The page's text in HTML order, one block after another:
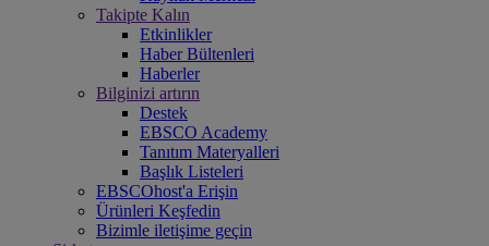
Takipte Kalın
Etkinlikler
Haber Bültenleri
Haberler
Bilginizi artırın
Destek
EBSCO Academy
Tanıtım Materyalleri
Başlık Listeleri
EBSCOhost'a Erişin
Ürünleri Keşfedin
Bizimle iletişime geçin